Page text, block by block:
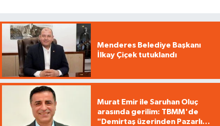
Menderes Belediye Başkanı
İlkay Çiçek tutuklandı
Murat Emir ile Saruhan Oluç
arasında gerilim: TBMM'de
"Demirtaş üzerinden Pazarlık